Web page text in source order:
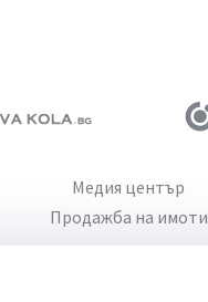
Медия център
Продажба на имоти